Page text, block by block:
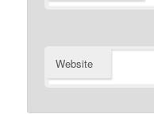
Website